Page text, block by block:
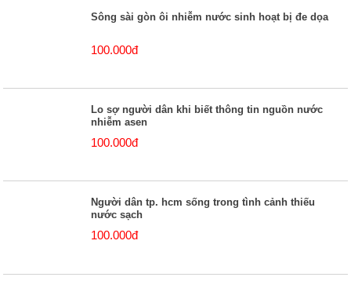
Sông sài gòn ôi nhiễm nước sinh hoạt bị đe dọa
100.000đ
Lo sợ người dân khi biết thông tin nguồn nước
nhiễm asen
100.000đ
Người dân tp. hcm sống trong tình cảnh thiếu
nước sạch
100.000đ